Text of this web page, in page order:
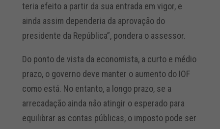
teria efeito a partir da sua entrada em vigor, e
ainda assim dependeria da aprovação do
presidente da República”, pondera o assessor.
Do ponto de vista da economista, a curto e médio
prazo, o governo deve manter o aumento do IOF
como está. No entanto, a longo prazo, se a
arrecadação ainda não atingir o esperado para
equilibrar as contas públicas, o imposto pode ser